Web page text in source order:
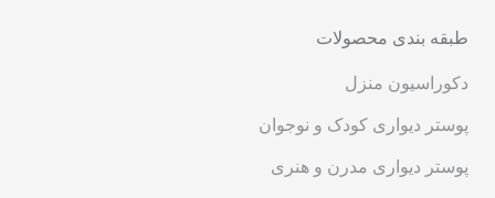
طبقه بندی محصولات
دکوراسیون منزل
پوستر دیواری کودک و نوجوان
پوستر دیواری مدرن و هنری